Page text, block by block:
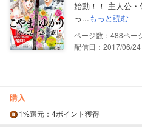
始動！！ 主人公
っ...もっと読む
488
配信日：2017/06/24
購入
1%還元 ：4ポイント獲得